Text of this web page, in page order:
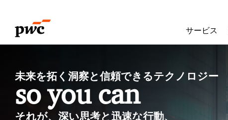
content
footer
サービス
未来を拓く洞察と信頼できるテクノロジー
so you can
それが、深い思考と迅速な行動、